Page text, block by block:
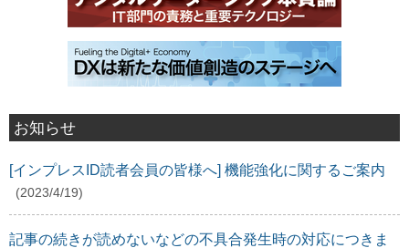
お知らせ
[インプレスID読者会員の皆様へ] 機能強化に関するご案内
(2023/4/19)
記事の続きが読めないなどの不具合発生時の対応につきま